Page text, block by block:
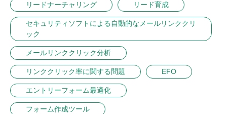
リードナーチャリング リード育成
セキュリティソフトによる自動的なメールリンククリ
ック
メールリンククリック分析
リンククリック率に関する問題 EFO
エントリーフォーム最適化
フォーム作成ツール